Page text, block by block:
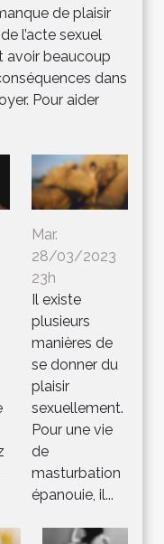
de plaisir
l’acte sexuel
avoir beaucoup
dans
Pour aider
Mar.
28/03/2023
23h
Il existe
plusieurs
manières de
se donner du
plaisir
sexuellement.
Pour une vie
de
masturbation
épanouie, il...